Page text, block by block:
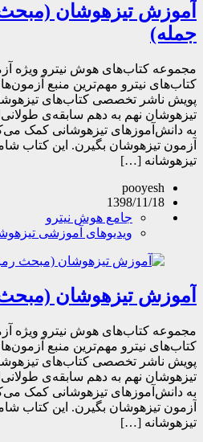
آموزش تیزهوشان
جمله)
مجموعه کتاب‌های هوش نیترو ویژه
کتاب‌های نیترو مهم‌ترین منبع
پویش ناشر تخصصی کتاب‌های
تیزهوشان نهم به دهم سابقه‌ی
به دانش‌آموزهای تیزهوشانی کمک
آزمون تیزهوشان بگیرن. این کتاب
تیزهوشانه […]
pooyesh
1398/11/18
جامع هوش نیترو
ویدیوهای آموزشی
آموزش تیزهوشان
مجموعه کتاب‌های هوش نیترو ویژه
کتاب‌های نیترو مهم‌ترین منبع
پویش ناشر تخصصی کتاب‌های
تیزهوشان نهم به دهم سابقه‌ی
به دانش‌آموزهای تیزهوشانی کمک
آزمون تیزهوشان بگیرن. این کتاب
تیزهوشانه […]